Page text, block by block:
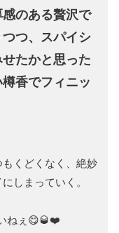
のある贅沢で
つ、スパイシ
たかと思った
香でフィニッ
くどくなく、絶妙
しまっていく。
ねぇ😋🥃❤️